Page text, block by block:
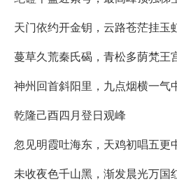
天门依约开金钥，云路苍茫挂玉
蔓草久荒秦氏碣，青松多荫梵王
神州回首斜阳里，九点烟横一气
乾隆己酉四月登日观峰
忽见明霞吐海东，天鸡初唱五更
未收夜色千山黑，渐发晨光万国